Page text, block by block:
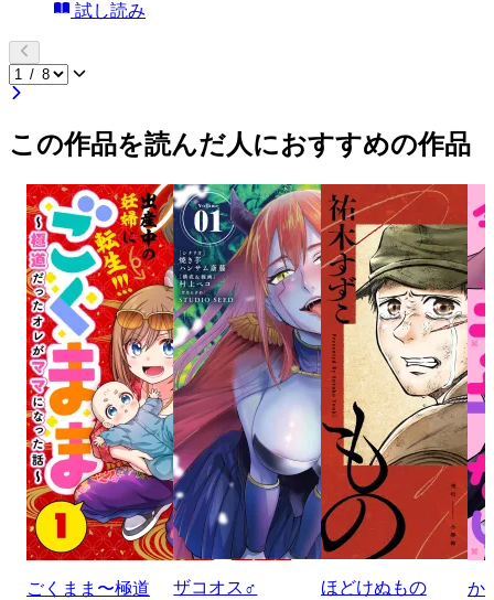
試し読み
この作品を読んだ人におすすめの作品
ごくまま〜極道
ザコオス♂ ほどけぬもの
か